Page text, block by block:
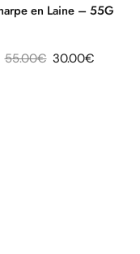
en Laine – 55G
55.00€ 30.00€